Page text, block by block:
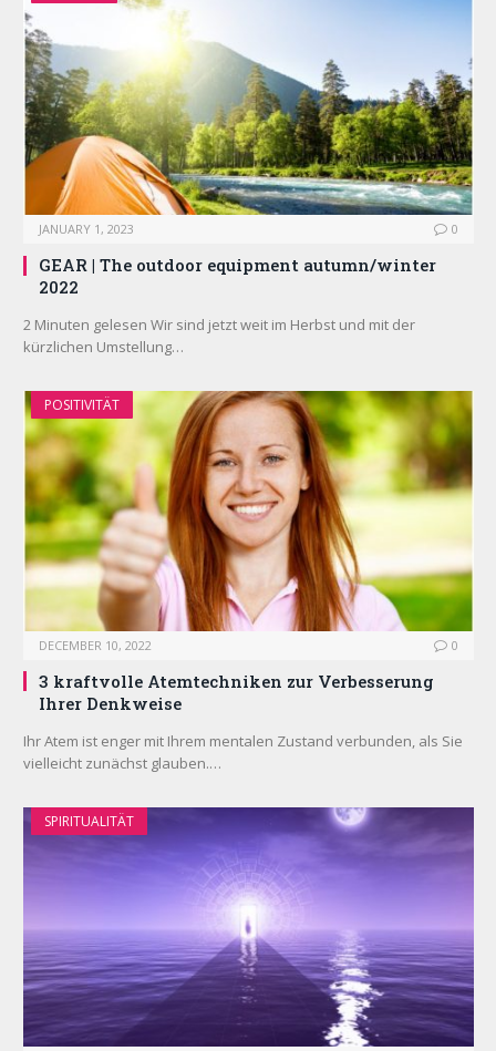
JANUARY 1, 2023 0
GEAR | The outdoor equipment autumn/winter
2022
2 Minuten gelesen Wir sind jetzt weit im Herbst und mit der
kürzlichen Umstellung…
POSITIVITÄT
DECEMBER 10, 2022 0
3 kraftvolle Atemtechniken zur Verbesserung
Ihrer Denkweise
Ihr Atem ist enger mit Ihrem mentalen Zustand verbunden, als Sie
vielleicht zunächst glauben.…
SPIRITUALITÄT